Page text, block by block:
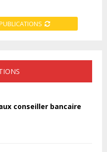
conseiller bancaire